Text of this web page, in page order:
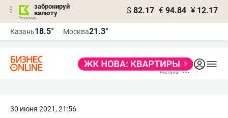
забронируй
валюту
$ 82.17 € 94.84 ¥ 12.17
Казань18.5° Москва21.3°
30 июня 2021, 21:56